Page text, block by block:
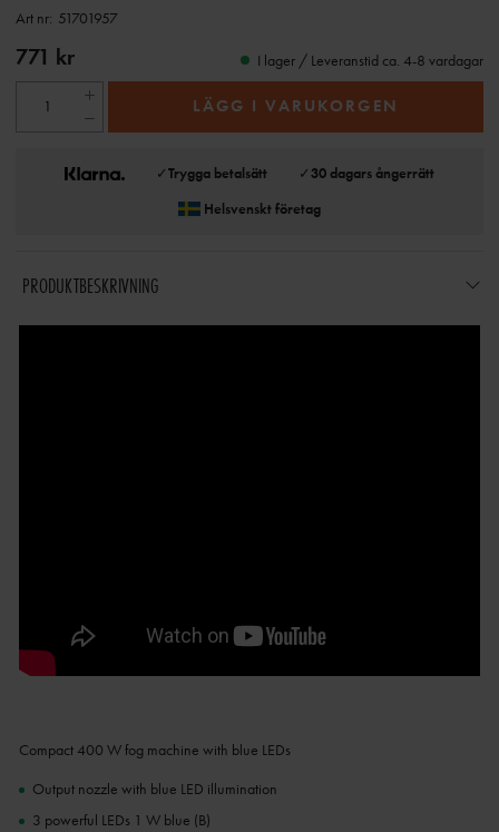
Art nr: 51701957
771 kr I lager / Leveranstid ca. 4-8 vardagar
LÄGG I VARUKORGEN
✓Trygga betalsätt ✓30 dagars ångerrätt
Helsvenskt företag
PRODUKTBESKRIVNING
Compact 400 W fog machine with blue LEDs
Output nozzle with blue LED illumination
3 powerful LEDs 1 W blue (B)